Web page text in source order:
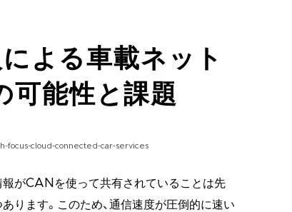
よる車載ネット
可能性と課題
focus-cloud-connected-car-services
報がCANを使って共有されていることは先
ります。このため、通信速度が圧倒的に速い